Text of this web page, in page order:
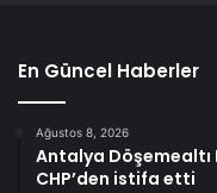
En Güncel Haberler
Ağustos 8, 2026
Antalya Döşemealtı
CHP’den istifa etti